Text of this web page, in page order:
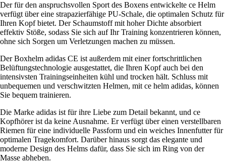
Der für den anspruchsvollen Sport des Boxens entwickelte ce Helm
verfügt über eine strapazierfähige PU-Schale, die optimalen Schutz für
Ihren Kopf bietet. Der Schaumstoff mit hoher Dichte absorbiert
effektiv Stöße, sodass Sie sich auf Ihr Training konzentrieren können,
ohne sich Sorgen um Verletzungen machen zu müssen.
Der Boxhelm adidas CE ist außerdem mit einer fortschrittlichen
Belüftungstechnologie ausgestattet, die Ihren Kopf auch bei den
intensivsten Trainingseinheiten kühl und trocken hält. Schluss mit
unbequemen und verschwitzten Helmen, mit ce helm adidas, können
Sie bequem trainieren.
Die Marke adidas ist für ihre Liebe zum Detail bekannt, und ce
Kopfhörer ist da keine Ausnahme. Er verfügt über einen verstellbaren
Riemen für eine individuelle Passform und ein weiches Innenfutter für
optimalen Tragekomfort. Darüber hinaus sorgt das elegante und
moderne Design des Helms dafür, dass Sie sich im Ring von der
Masse abheben.